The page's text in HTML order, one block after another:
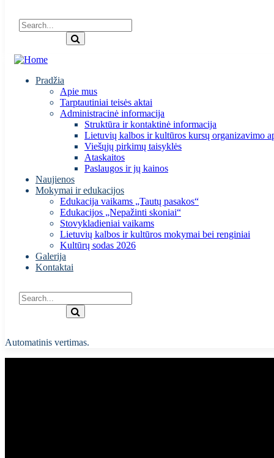
Pradžia
Apie mus
Tarptautiniai teisės aktai
Administracinė informacija
Struktūra ir kontaktinė informacija
Lietuvių kalbos ir kultūros kursų organizavimo
Viešųjų pirkimų taisyklės
Ataskaitos
Paslaugos ir jų kainos
Naujienos
Mokymai ir edukacijos
Edukacija vaikams „Tautų pasakos“
Edukacijos „Nepažinti skoniai“
Stovykladieniai vaikams
Lietuvių kalbos ir kultūros mokymai bei renginiai
Kultūrų sodas 2026
Galerija
Kontaktai
Automatinis vertimas.